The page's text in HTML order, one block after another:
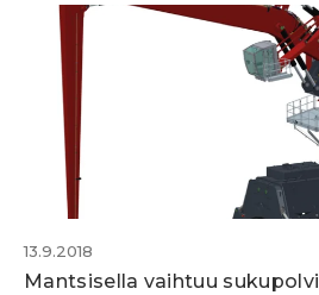
13.9.2018
Mantsisella vaihtuu sukupolvi